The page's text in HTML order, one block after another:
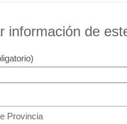
información de